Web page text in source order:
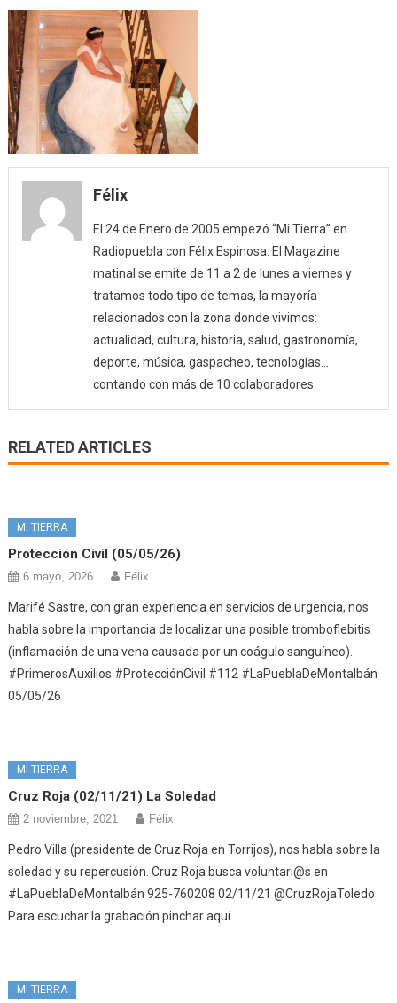
Félix
El 24 de Enero de 2005 empezó “Mi Tierra” en
Radiopuebla con Félix Espinosa. El Magazine
matinal se emite de 11 a 2 de lunes a viernes y
tratamos todo tipo de temas, la mayoría
relacionados con la zona donde vivimos:
actualidad, cultura, historia, salud, gastronomía,
deporte, música, gaspacheo, tecnologías…
contando con más de 10 colaboradores.
RELATED ARTICLES
MI TIERRA
Protección Civil (05/05/26)
6 mayo, 2026 Félix
Marifé Sastre, con gran experiencia en servicios de urgencia, nos
habla sobre la importancia de localizar una posible tromboflebitis
(inflamación de una vena causada por un coágulo sanguíneo).
#PrimerosAuxilios #ProtecciónCivil #112 #LaPueblaDeMontalbán
05/05/26
MI TIERRA
Cruz Roja (02/11/21) La Soledad
2 noviembre, 2021 Félix
Pedro Villa (presidente de Cruz Roja en Torrijos), nos habla sobre la
soledad y su repercusión. Cruz Roja busca voluntari@s en
#LaPueblaDeMontalbán 925-760208 02/11/21 @CruzRojaToledo
Para escuchar la grabación pinchar aquí
MI TIERRA